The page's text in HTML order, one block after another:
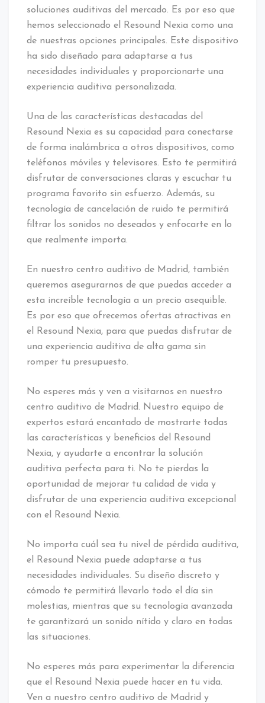
soluciones auditivas del mercado. Es por eso que
hemos seleccionado el Resound Nexia como una
de nuestras opciones principales. Este dispositivo
ha sido diseñado para adaptarse a tus
necesidades individuales y proporcionarte una
experiencia auditiva personalizada.
Una de las características destacadas del
Resound Nexia es su capacidad para conectarse
de forma inalámbrica a otros dispositivos, como
teléfonos móviles y televisores. Esto te permitirá
disfrutar de conversaciones claras y escuchar tu
programa favorito sin esfuerzo. Además, su
tecnología de cancelación de ruido te permitirá
filtrar los sonidos no deseados y enfocarte en lo
que realmente importa.
En nuestro centro auditivo de Madrid, también
queremos asegurarnos de que puedas acceder a
esta increíble tecnología a un precio asequible.
Es por eso que ofrecemos ofertas atractivas en
el Resound Nexia, para que puedas disfrutar de
una experiencia auditiva de alta gama sin
romper tu presupuesto.
No esperes más y ven a visitarnos en nuestro
centro auditivo de Madrid. Nuestro equipo de
expertos estará encantado de mostrarte todas
las características y beneficios del Resound
Nexia, y ayudarte a encontrar la solución
auditiva perfecta para ti. No te pierdas la
oportunidad de mejorar tu calidad de vida y
disfrutar de una experiencia auditiva excepcional
con el Resound Nexia.
No importa cuál sea tu nivel de pérdida auditiva,
el Resound Nexia puede adaptarse a tus
necesidades individuales. Su diseño discreto y
cómodo te permitirá llevarlo todo el día sin
molestias, mientras que su tecnología avanzada
te garantizará un sonido nítido y claro en todas
las situaciones.
No esperes más para experimentar la diferencia
que el Resound Nexia puede hacer en tu vida.
Ven a nuestro centro auditivo de Madrid y